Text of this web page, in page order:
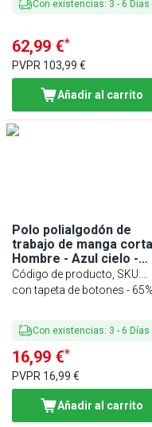
Con existencias: 3 - 6 Días
62,99 €*
PVPR 103,99 €
Añadir al carrito
Polo polialgodón de
trabajo de manga corta
Hombre - Azul cielo -
Talla: XL -
Código de producto, SKU:
HPSXLPW-WB
con tapeta de botones - 65%
Con existencias: 3 - 6 Días
16,99 €*
PVPR 16,99 €
Añadir al carrito